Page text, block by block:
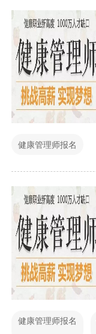
健康管理师报名
健康管理师报名